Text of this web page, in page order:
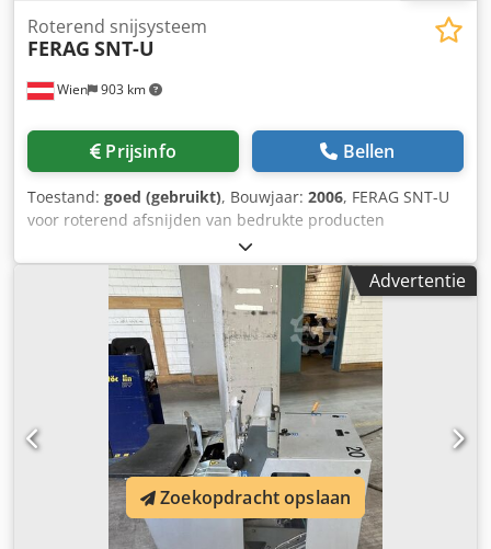
Wien 903 km
Roterend snijsysteem
FERAG SNT-U
Prijsinfo Bellen
Toestand: goed (gebruikt), Bouwjaar: 2006, FERAG SNT-U
voor roterend afsnijden van bedrukte producten
Advertentie
Zoekopdracht opslaan